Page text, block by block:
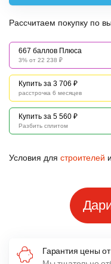
Рассчитаем покупку по
667 баллов Плюса
3% от 22 238 ₽
Купить за 3 706 ₽
расстрочка 6 месяцев
Купить за 5 560 ₽
Разбить сплитом
Условия для строителей и
Гарантия цены